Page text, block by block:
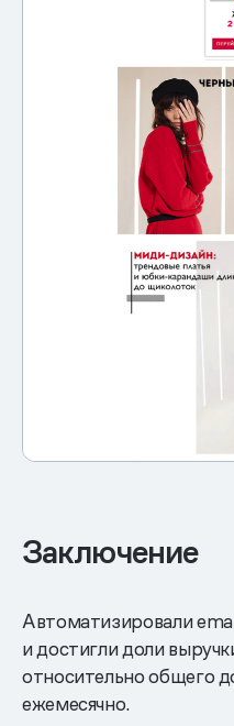
Заключение
Автоматизировали
и достигли доли
относительно общего
ежемесячно.